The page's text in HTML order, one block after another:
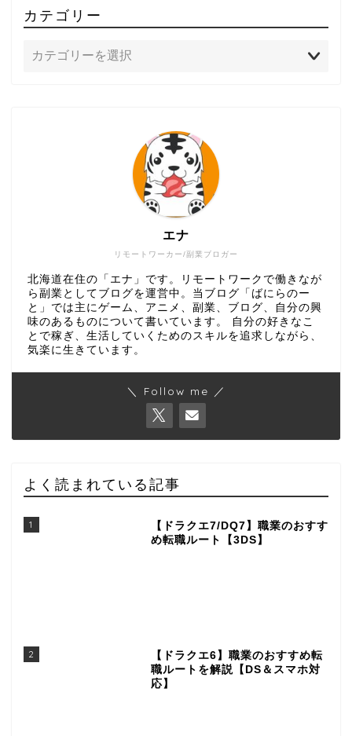
カテゴリー
リモートワーカー/副業ブロガー
エナ
北海道在住の「エナ」です。リモートワークで働きなが
ら副業としてブログを運営中。当ブログ「ばにらのー
と」では主にゲーム、アニメ、副業、ブログ、自分の興
味のあるものについて書いています。 自分の好きなこ
とで稼ぎ、生活していくためのスキルを追求しながら、
気楽に生きています。
＼ Follow me ／
よく読まれている記事
1
【ドラクエ7/DQ7】職業のおすす
め転職ルート【3DS】
2
【ドラクエ6】職業のおすすめ転
職ルートを解説【DS＆スマホ対
応】